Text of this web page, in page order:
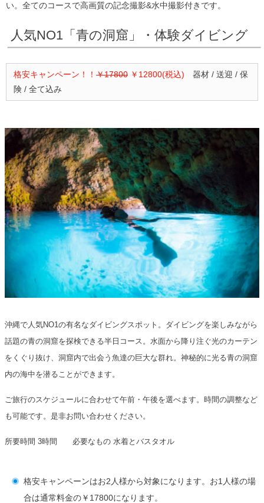
い。全てのコースで高画質の記念撮影&水中撮影付きです。
人気NO1「青の洞窟」・体験ダイビング
格安キャンペーン！！ ￥17800 ￥12800(税込) 器材 / 送迎 / 保
険 / 全て込み
沖縄で人気NO1の有名なダイビングスポット。ダイビングを楽しみながら
話題の青の洞窟を探検できる半日コース。水面から降り注ぐ光のカーテン
をくぐり抜け、洞窟内で出会う魚達の巨大な群れ。神秘的に光る青の洞窟
内の海中を潜ることができます。
ご旅行のスケジュールに合わせて午前・午後を選べます。時間の調整など
も可能です。是非お問い合わせください。
所要時間 3時間 必要なもの 水着とバスタオル
格安キャンペーンはお2人様から対象になります。お1人様の場
合は通常料金の￥17800になります。